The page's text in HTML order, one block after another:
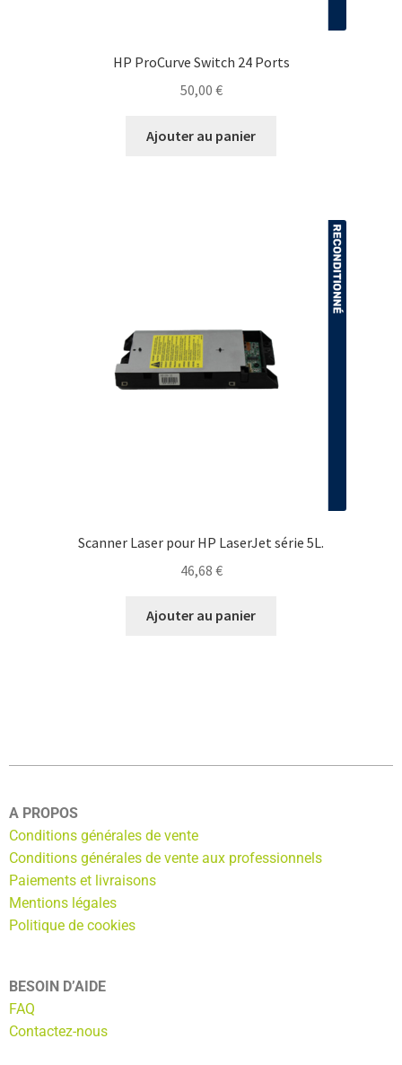
HP ProCurve Switch 24 Ports
50,00 €
Ajouter au panier
Scanner Laser pour HP LaserJet série 5L.
46,68 €
Ajouter au panier
A PROPOS
Conditions générales de vente
Conditions générales de vente aux professionnels
Paiements et livraisons
Mentions légales
Politique de cookies
BESOIN D’AIDE
FAQ
Contactez-nous